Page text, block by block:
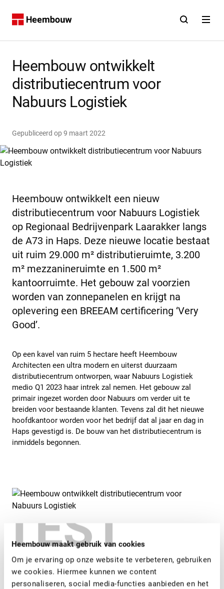
TEST
Heembouw maakt gebruik van cookies
Om je ervaring op onze website te verbeteren, gebruiken
we cookies. Hiermee kunnen we content
personaliseren, social media-functies aanbieden en het
Home Open Open
Contact
Heembouw ontwikkelt
distributiecentrum voor
Nabuurs Logistiek
Gepubliceerd op 9 maart 2022
Heembouw ontwikkelt een nieuw
distributiecentrum voor Nabuurs Logistiek
op Regionaal Bedrijvenpark Laarakker langs
de A73 in Haps. Deze nieuwe locatie bestaat
uit ruim 29.000 m² distributieruimte, 3.200
m² mezzanineruimte en 1.500 m²
kantoorruimte. Het gebouw zal voorzien
worden van zonnepanelen en krijgt na
oplevering een BREEAM certificering ‘Very
Good’.
Op een kavel van ruim 5 hectare heeft Heembouw
Architecten een ultra modern en uiterst duurzaam
distributiecentrum ontworpen, waar Nabuurs Logistiek
medio Q1 2023 haar intrek zal nemen. Het gebouw zal
primair ingezet worden door Nabuurs om verder uit te
breiden voor bestaande klanten. Tevens zal dit het nieuwe
hoofdkantoor worden voor het bedrijf dat al jaar en dag in
Haps gevestigd is. De bouw van het distributiecentrum is
inmiddels begonnen.
Nabuurs Logistiek heeft overeenstemming bereikt met
abrdn over de Sale & Leaseback van het nieuw te bouwen
DC voor Nabuurs. abrdn zal namens één van haar fondsen